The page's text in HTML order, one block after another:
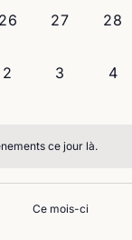
0
26
0
27
0
28
0
2
0
3
0
4
ce jour là.
Ce mois-ci